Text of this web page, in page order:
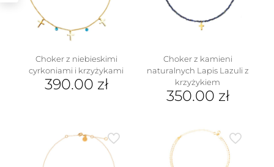
Choker z niebieskimi
cyrkoniami i krzyżykami
390.00 zł
Choker z kamieni
naturalnych Lapis Lazuli z
krzyżykiem
350.00 zł